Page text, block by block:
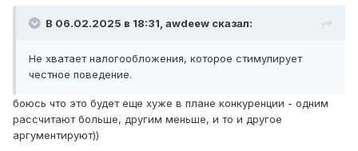
В 06.02.2025 в 18:31, awdeew сказал:
Не хватает налогообложения, которое стимулирует
честное поведение.
боюсь что это будет еще хуже в плане конкуренции - одним
рассчитают больше, другим меньше, и то и другое
аргументируют))